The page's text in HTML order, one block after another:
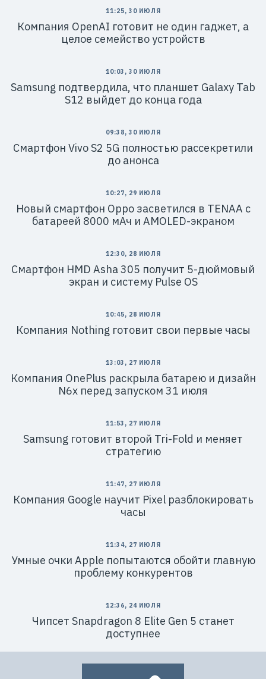
11:25, 30 ИЮЛЯ
Компания OpenAI готовит не один гаджет, а
целое семейство устройств
10:03, 30 ИЮЛЯ
Samsung подтвердила, что планшет Galaxy Tab
S12 выйдет до конца года
09:38, 30 ИЮЛЯ
Смартфон Vivo S2 5G полностью рассекретили
до анонса
10:27, 29 ИЮЛЯ
Новый смартфон Oppo засветился в TENAA с
батареей 8000 мАч и AMOLED-экраном
12:30, 28 ИЮЛЯ
Смартфон HMD Asha 305 получит 5-дюймовый
экран и систему Pulse OS
10:45, 28 ИЮЛЯ
Компания Nothing готовит свои первые часы
13:03, 27 ИЮЛЯ
Компания OnePlus раскрыла батарею и дизайн
N6x перед запуском 31 июля
11:53, 27 ИЮЛЯ
Samsung готовит второй Tri-Fold и меняет
стратегию
11:47, 27 ИЮЛЯ
Компания Google научит Pixel разблокировать
часы
11:34, 27 ИЮЛЯ
Умные очки Apple попытаются обойти главную
проблему конкурентов
12:36, 24 ИЮЛЯ
Чипсет Snapdragon 8 Elite Gen 5 станет
доступнее